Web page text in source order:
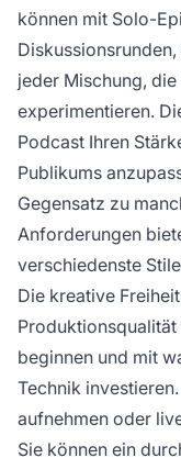
können mit Solo-
jeder Mischung,
experimentieren.
Podcast Ihren
Publikums
Gegensatz zu
Anforderungen
verschiedenste
Die kreative
beginnen und mit
Technik
aufnehmen oder
Sie können ein